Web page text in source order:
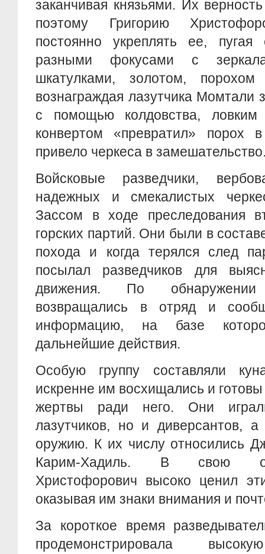
заканчивая князьями. Их
поэтому Григорию
постоянно укреплять ее, пугая
разными фокусами с
шкатулками, золотом,
вознаграждая лазутчика Момтали
с помощью колдовства,
конвертом «превратил» порох
привело черкеса в
Войсковые разведчики,
надежных и смекалистых
Зассом в ходе преследования
горских партий. Они были в
похода и когда терялся след
посылал разведчиков для
движения. По
возвращались в отряд и
информацию, на базе
дальнейшие действия.
Особую группу составляли
искренне им восхищались и
жертвы ради него. Они
лазутчиков, но и диверсантов,
оружию. К их числу относились
Карим-Хадиль. В свою
Христофорович высоко ценил
оказывая им знаки внимания и
За короткое время
продемонстрировала